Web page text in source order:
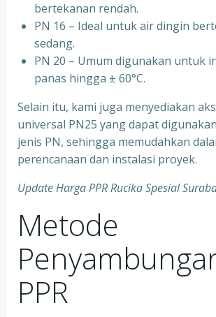
bertekanan rendah.
⁠PN 16 – Ideal untuk air dingin
sedang.
⁠PN 20 – Umum digunakan untuk
panas hingga ± 60°C.
Selain itu, kami juga menyediakan
universal PN25 yang dapat
jenis PN, sehingga memudahkan
perencanaan dan instalasi proyek.
Update Harga PPR Rucika Spesial
Metode
PPR